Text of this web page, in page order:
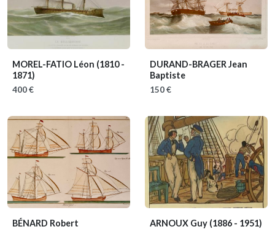
MOREL-FATIO Léon (1810 -
1871)
400 €
DURAND-BRAGER Jean
Baptiste
150 €
BÉNARD Robert ARNOUX Guy (1886 - 1951)